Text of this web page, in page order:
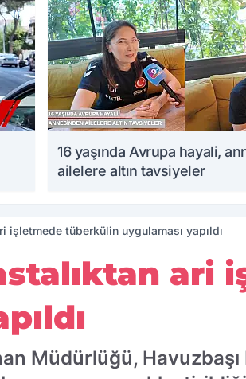
16 yaşında Avrupa hayali,
ailelere altın tavsiyeler
işletmede tüberkülin uygulaması yapıldı
Müdürlüğü,